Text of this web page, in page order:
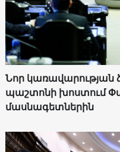
Նոր կառավարության
պաշտոնի խոստում
մասնագետներին